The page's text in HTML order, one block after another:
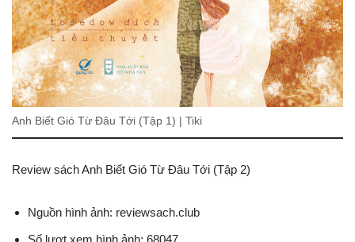
Anh Biết Gió Từ Đâu Tới (Tập 1) | Tiki
Review sách Anh Biết Gió Từ Đâu Tới (Tập 2)
Nguồn hình ảnh: reviewsach.club